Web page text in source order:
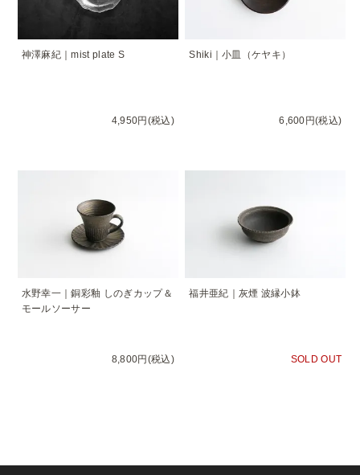
神澤麻紀｜mist plate S
4,950円(税込)
Shiki｜小皿（ケヤキ）
6,600円(税込)
水野幸一｜銅彩釉 しのぎカップ＆
モールソーサー
8,800円(税込)
福井亜紀｜灰煙 波縁小鉢
SOLD OUT